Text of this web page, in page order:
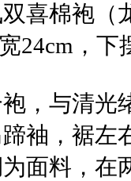
喜棉袍（
24cm，下
，与清光
袖，裾
面料，在